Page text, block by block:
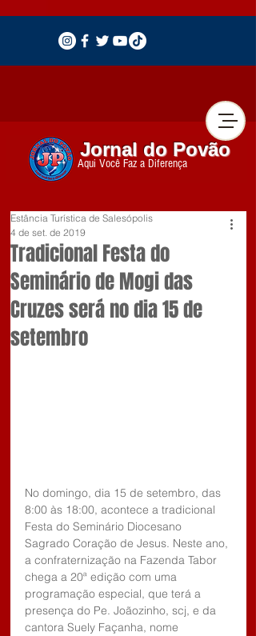
Jornal do Povão
Aqui Você Faz a Diferença
Tradicional Festa do
Seminário de Mogi das
Cruzes será no dia 15 de
setembro
Estância Turística de Salesópolis
4 de set. de 2019
No domingo, dia 15 de setembro, das
8:00 às 18:00, acontece a tradicional
Festa do Seminário Diocesano
Sagrado Coração de Jesus. Neste ano,
a confraternização na Fazenda Tabor
chega a 20ª edição com uma
programação especial, que terá a
presença do Pe. Joãozinho, scj, e da
cantora Suely Façanha, nome